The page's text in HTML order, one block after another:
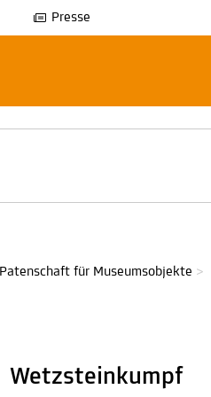
Presse
Patenschaft für Museumsobjekte >
Wetzsteinkumpf